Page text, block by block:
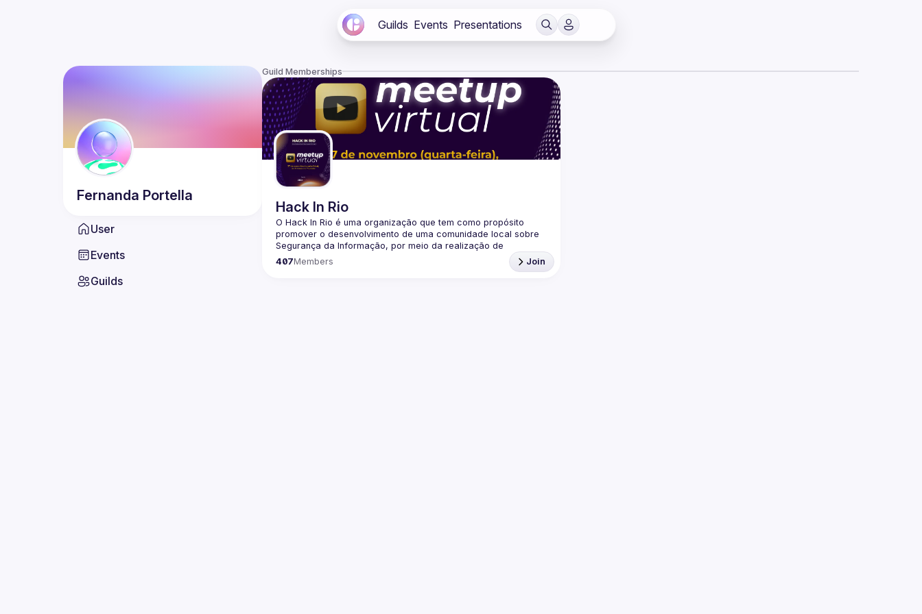
Guilds Events Presentations
Fernanda Portella
User
Events
Guilds
Guild Memberships
Hack In Rio
O Hack In Rio é uma organização que tem como propósito
promover o desenvolvimento de uma comunidade local sobre
Segurança da Informação, por meio da realização de
407Members Join